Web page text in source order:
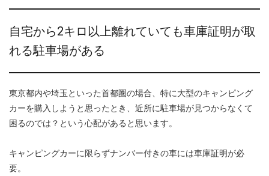
自宅から2キロ以上離れていても車庫証明が取
れる駐車場がある
東京都内や埼玉といった首都圏の場合、特に大型のキャンピング
カーを購入しようと思ったとき、近所に駐車場が見つからなくて
困るのでは？という心配があると思います。
キャンピングカーに限らずナンバー付きの車には車庫証明が必
要。